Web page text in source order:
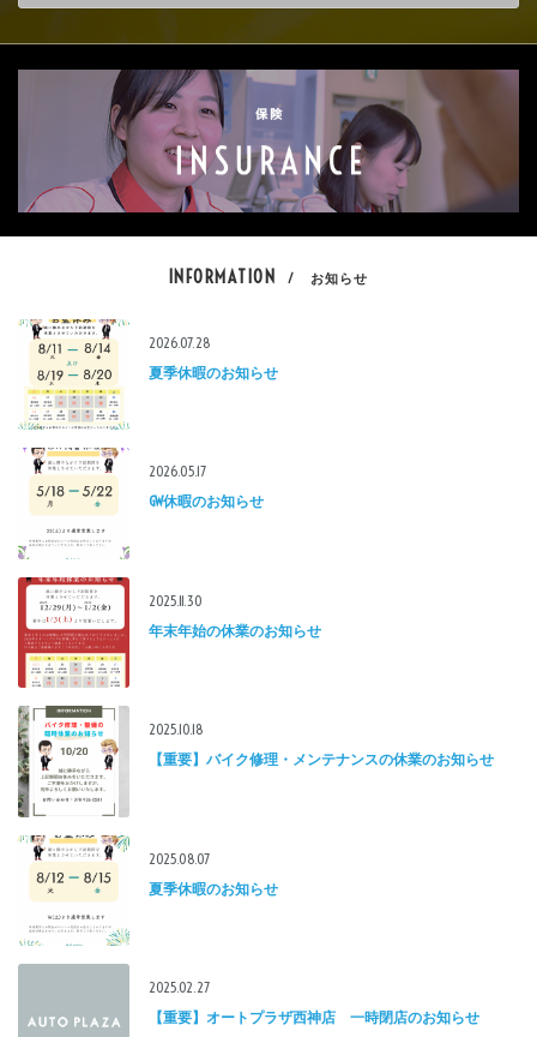
INFORMATION / お知らせ
2026.07.28
夏季休暇のお知らせ
2026.05.17
GW休暇のお知らせ
2025.11.30
年末年始の休業のお知らせ
2025.10.18
【重要】バイク修理・メンテナンスの休業のお知らせ
2025.08.07
夏季休暇のお知らせ
2025.02.27
【重要】オートプラザ西神店 一時閉店のお知らせ